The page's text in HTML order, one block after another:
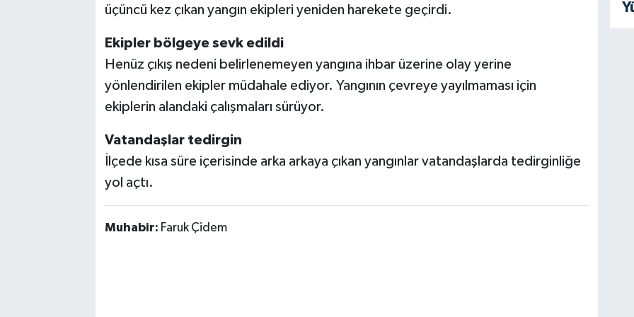
üçüncü kez çıkan yangın ekipleri yeniden harekete geçirdi.
Ekipler bölgeye sevk edildi
Henüz çıkış nedeni belirlenemeyen yangına ihbar üzerine olay yerine
yönlendirilen ekipler müdahale ediyor. Yangının çevreye yayılmaması için
ekiplerin alandaki çalışmaları sürüyor.
Vatandaşlar tedirgin
İlçede kısa süre içerisinde arka arkaya çıkan yangınlar vatandaşlarda tedirginliğe
yol açtı.
Muhabir: Faruk Çidem